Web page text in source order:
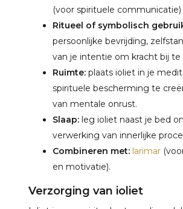
(voor spirituele
Ritueel of symbolisch
persoonlijke bevrijding,
van je intentie om kracht bij
Ruimte: plaats ioliet in je
spirituele bescherming te
van mentale onrust.
Slaap: leg ioliet naast je bed
verwerking van innerlijke
Combineren met: larimar
en motivatie).
Verzorging van ioliet